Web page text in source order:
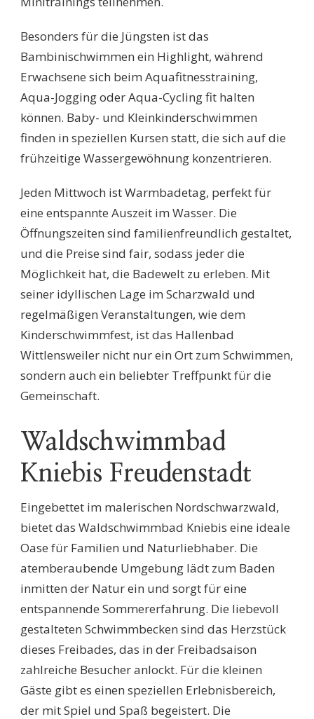
Besonders für die Jüngsten ist das
Bambinischwimmen ein Highlight, während
Erwachsene sich beim Aquafitnesstraining,
Aqua-Jogging oder Aqua-Cycling fit halten
können. Baby- und Kleinkinderschwimmen
finden in speziellen Kursen statt, die sich auf die
frühzeitige Wassergewöhnung konzentrieren.
Jeden Mittwoch ist Warmbadetag, perfekt für
eine entspannte Auszeit im Wasser. Die
Öffnungszeiten sind familienfreundlich gestaltet,
und die Preise sind fair, sodass jeder die
Möglichkeit hat, die Badewelt zu erleben. Mit
seiner idyllischen Lage im Scharzwald und
regelmäßigen Veranstaltungen, wie dem
Kinderschwimmfest, ist das Hallenbad
Wittlensweiler nicht nur ein Ort zum Schwimmen,
sondern auch ein beliebter Treffpunkt für die
Gemeinschaft.
Waldschwimmbad
Kniebis Freudenstadt
Eingebettet im malerischen Nordschwarzwald,
bietet das Waldschwimmbad Kniebis eine ideale
Oase für Familien und Naturliebhaber. Die
atemberaubende Umgebung lädt zum Baden
inmitten der Natur ein und sorgt für eine
entspannende Sommererfahrung. Die liebevoll
gestalteten Schwimmbecken sind das Herzstück
dieses Freibades, das in der Freibadsaison
zahlreiche Besucher anlockt. Für die kleinen
Gäste gibt es einen speziellen Erlebnisbereich,
der mit Spiel und Spaß begeistert. Die